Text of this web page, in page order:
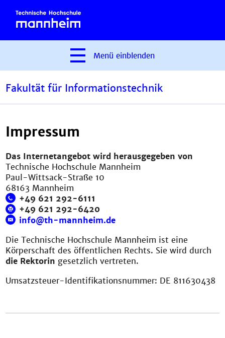
Menü einblenden
Fakultät für Informationstechnik
Impressum
Das Internetangebot wird herausgegeben von
Technische Hochschule Mannheim
Paul-Wittsack-Straße 10
68163 Mannheim
+49 621 292-6111
+49 621 292-6420
info@th-mannheim.de
Die Technische Hochschule Mannheim ist eine
Körperschaft des öffentlichen Rechts. Sie wird durch
die Rektorin gesetzlich vertreten.
Umsatzsteuer-Identifikationsnummer: DE 811630438